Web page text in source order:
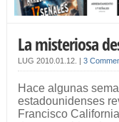
La misteriosa
LUG 2010.01.12. 3
Hace algunas
estadounidenses
Francisco